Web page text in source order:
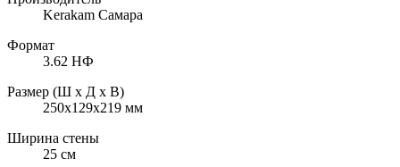
Kerakam Самара
Формат
3.62 НФ
Размер (Ш х Д х В)
250х129х219 мм
Ширина стены
25 см